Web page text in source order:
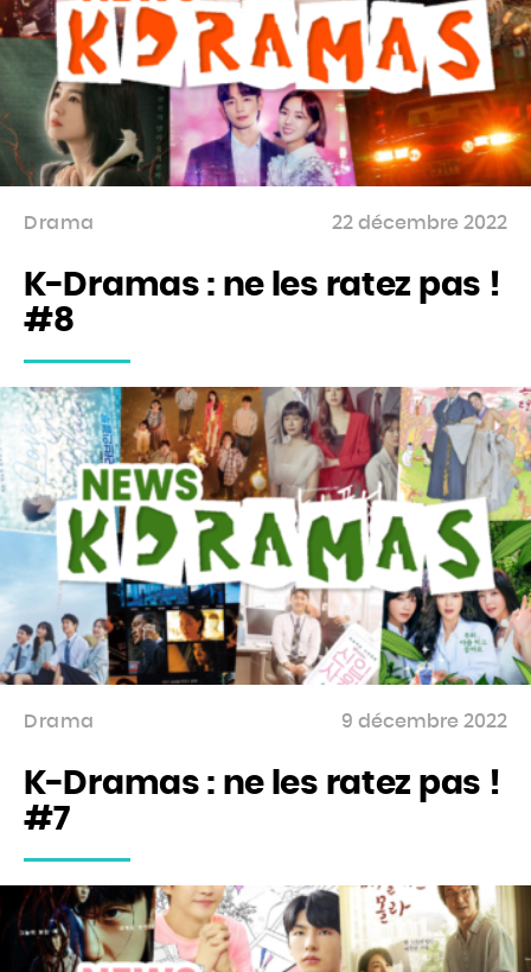
Drama
K-Dramas : ne les ratez pas !
#8
22 décembre 2022
Drama
K-Dramas : ne les ratez pas !
#7
9 décembre 2022